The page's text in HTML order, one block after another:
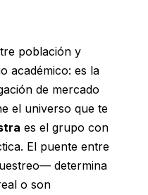
población y
académico: es la
de mercado
el universo que te
es el grupo con
El puente entre
determina
o son